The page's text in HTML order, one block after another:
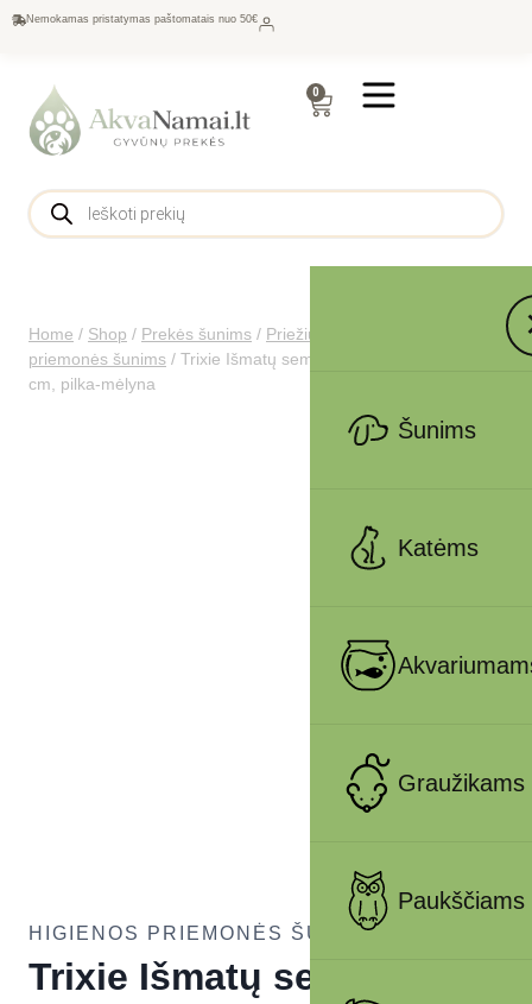
Nemokamas pristatymas paštomatais nuo 50€
0
Šunims
Katėms
Graužikams
Paukščiams
Home / Shop / Prekės šunims / Priežiūra šunims
priemonės šunims / Trixie Išmatų semtuvas su grėbliu, 57-102
cm, pilka-mėlyna
HIGIENOS PRIEMONĖS ŠUNIMS
Trixie Išmatų semtuvas